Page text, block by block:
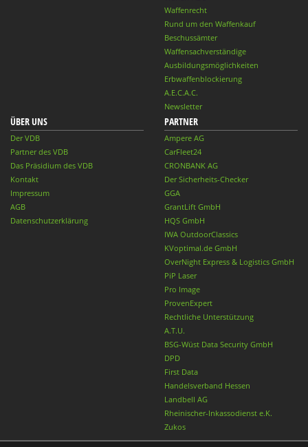
Waffenrecht
Rund um den Waffenkauf
Beschussämter
Waffensachverständige
Ausbildungsmöglichkeiten
Erbwaffenblockierung
A.E.C.A.C.
Newsletter
ÜBER UNS
Der VDB
Partner des VDB
Das Präsidium des VDB
Kontakt
Impressum
AGB
Datenschutzerklärung
PARTNER
Ampere AG
CarFleet24
CRONBANK AG
Der Sicherheits-Checker
GGA
GrantLift GmbH
HQS GmbH
IWA OutdoorClassics
KVoptimal.de GmbH
OverNight Express & Logistics GmbH
PiP Laser
Pro Image
ProvenExpert
Rechtliche Unterstützung
A.T.U.
BSG-Wüst Data Security GmbH
DPD
First Data
Handelsverband Hessen
Landbell AG
Rheinischer-Inkassodienst e.K.
Zukos